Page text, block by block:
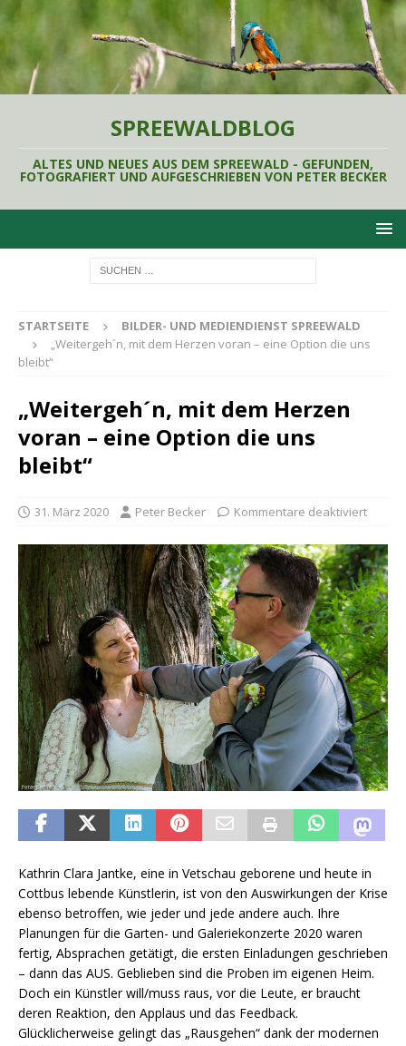
SPREEWALDBLOG
ALTES UND NEUES AUS DEM SPREEWALD - GEFUNDEN,
FOTOGRAFIERT UND AUFGESCHRIEBEN VON PETER BECKER
STARTSEITE
BILDER- UND MEDIENDIENST SPREEWALD
„Weitergeh´n, mit dem Herzen voran – eine Option die uns
bleibt“
„Weitergeh´n, mit dem Herzen
voran – eine Option die uns
bleibt“
31. März 2020 Peter Becker Kommentare deaktiviert
Kathrin Clara Jantke, eine in Vetschau geborene und heute in
Cottbus lebende Künstlerin, ist von den Auswirkungen der Krise
ebenso betroffen, wie jeder und jede andere auch. Ihre
Planungen für die Garten- und Galeriekonzerte 2020 waren
fertig, Absprachen getätigt, die ersten Einladungen geschrieben
– dann das AUS. Geblieben sind die Proben im eigenen Heim.
Doch ein Künstler will/muss raus, vor die Leute, er braucht
deren Reaktion, den Applaus und das Feedback.
Glücklicherweise gelingt das „Rausgehen“ dank der modernen